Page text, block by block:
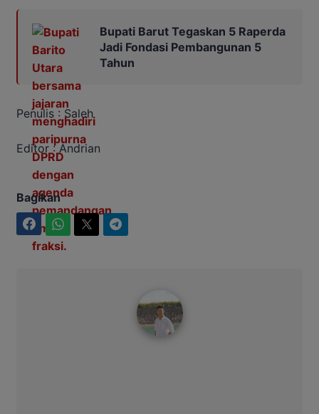
Bupati Barut Tegaskan 5 Raperda
Jadi Fondasi Pembangunan 5
Tahun
Penulis : Saleh
Editor : Andrian
Bagikan